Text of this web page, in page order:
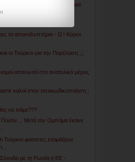
δείχνει το λογότυπο των Illuminati
τα αποκαλυπτήρια - Ω ! Κύριοι
και οι Τούρκοι για την Παρέλαση ;;;
απανωτοί στο ανατολικό μέρος
καλοί στην αποκωδικοποίηση ;
να πάμε???
Πούτιν… Μετά τον Ομπάμα έκανε
φασιστες ετοιμάζουν
με τη Ρωσία η ΕΕ -